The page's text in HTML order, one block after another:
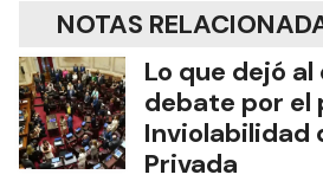
NOTAS
Lo que dejó
debate por el
Inviolabilidad
Privada